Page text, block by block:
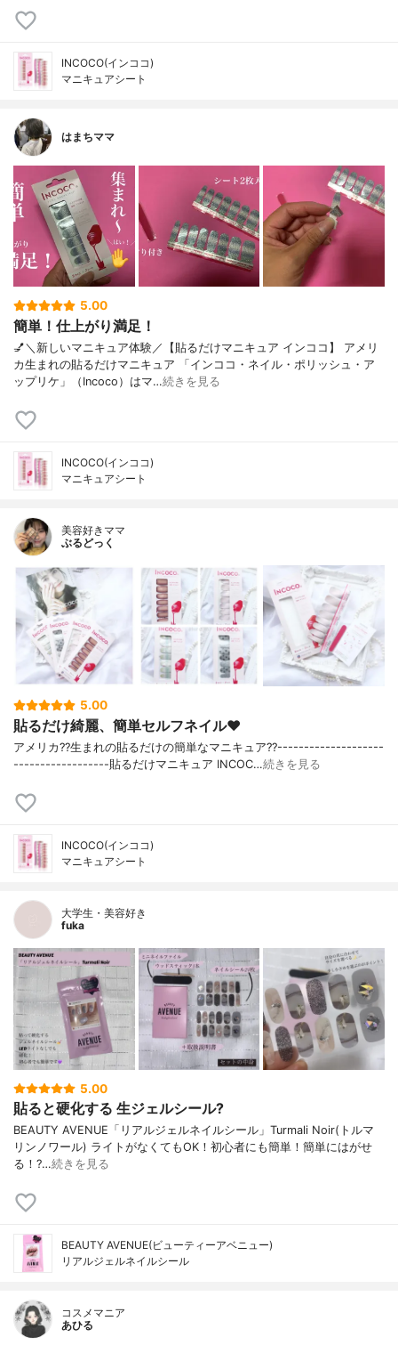
INCOCO(インココ)
マニキュアシート
はまちママ
5.00
簡単！仕上がり満足！
💅＼新しいマニキュア体験／【貼るだけマニキュア インココ】 アメリ
カ生まれの貼るだけマニキュア 「インココ・ネイル・ポリッシュ・ア
ップリケ」（Incoco）はマ…続きを見る
INCOCO(インココ)
マニキュアシート
美容好きママ
ぶるどっく
5.00
貼るだけ綺麗、簡単セルフネイル❤️⁣
アメリカ??生まれの貼るだけの簡単なマニキュア??⁣--------------------
------------------⁣貼るだけマニキュア INCOC…続きを見る
INCOCO(インココ)
マニキュアシート
大学生・美容好き
fuka
5.00
貼ると硬化する 生ジェルシール?
BEAUTY AVENUE「リアルジェルネイルシール」Turmali Noir(トルマ
リンノワール) ライトがなくてもOK！初心者にも簡単！簡単にはがせ
る！‪?…続きを見る
BEAUTY AVENUE(ビューティーアベニュー)
リアルジェルネイルシール
コスメマニア
あひる